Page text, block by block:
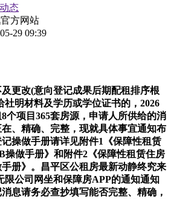
态
方网站
29 09:39
改(意向登记成果后期配租排序根
社明材料及学历或学位证书的，2026
个项目365套房源，申请人所供给的消
、精确、完整，现就具体事宜通知布
操做手册请详见附件1《保障性租赁
操做手册》和附件2《保障性租赁住房
册》。昌平区公租房最新动静终究来
限公司网坐和保障房APP的通知通知
息请务必查抄填写能否完整、精确，